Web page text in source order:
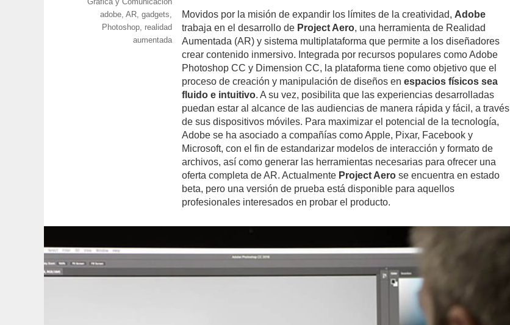
Movidos por la misión de expandir los límites de la creatividad, Adobe
trabaja en el desarrollo de Project Aero, una herramienta de Realidad
Aumentada (AR) y sistema multiplataforma que permite a los diseñadores
crear contenido inmersivo. Integrada por recursos populares como Adobe
Photoshop CC y Dimension CC, la plataforma tiene como objetivo que el
proceso de creación y manipulación de diseños enespacios físicos sea
fluido e intuitivo. A su vez, posibilita que las experiencias desarrolladas
puedan estar al alcance de las audiencias de manera rápida y fácil, a través
de sus dispositivos móviles. Para maximizar el potencial de la tecnología,
Adobe se ha asociado a compañías como Apple, Pixar, Facebook y
Microsoft, con el fin de estandarizar modelos de interacción y formato de
archivos, así como generar las herramientas necesarias para ofrecer una
oferta completa de AR. Actualmente Project Aero se encuentra en estado
beta, pero una versión de prueba está disponible para aquellos
profesionales interesados en probar el producto.
Etiquetas
adobe,AR,gadgets,
Photoshop, realidad
aumentada